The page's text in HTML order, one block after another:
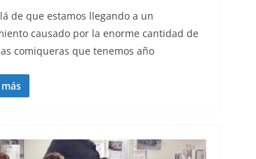
de que estamos llegando a un
causado por la enorme cantidad de
comiqueras que tenemos año